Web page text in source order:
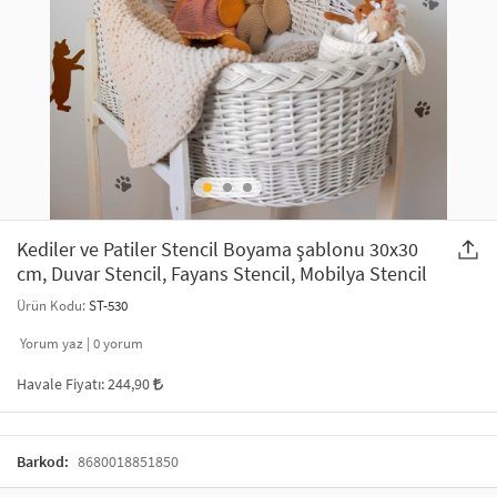
SAÇ AKSESUARLARI
GELİN / DÜĞÜN AKSESUARLARI
TELEFON ASKISI
MAKYAJ ÇANTASI
ŞAL VE FULAR
ODA KOKUSU VE MUM
PARTİ SÜSLERİ
YILBAŞI ÜRÜNLERİ
KULLAN AT TABAK BARDAK SETİ
Kediler ve Patiler Stencil Boyama şablonu 30x30
cm, Duvar Stencil, Fayans Stencil, Mobilya Stencil
Ürün Kodu:ST-530
Yorum yaz | 0yorum
Havale Fiyatı:244,90
Barkod: 8680018851850